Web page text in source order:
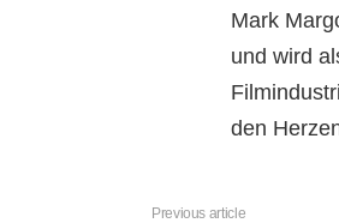
Mark
und wird
den
Previous article